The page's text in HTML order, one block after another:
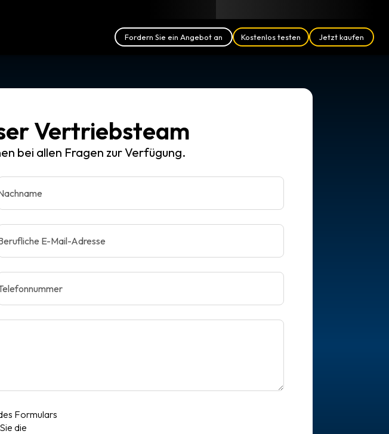
Fordern Sie ein Angebot an Kostenlos testen Jetzt kaufen
Vertriebsteam
bei allen Fragen zur Verfügung.
E-Mail-Adresse
Formulars
die